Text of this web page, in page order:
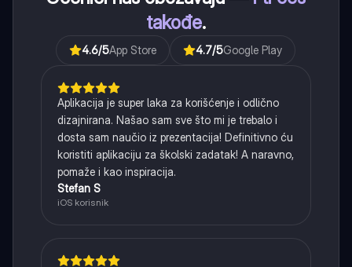
takođe.
4.6/5App Store 4.7/5Google Play
Aplikacija je super laka za korišćenje i odlično
dizajnirana. Našao sam sve što mi je trebalo i
dosta sam naučio iz prezentacija! Definitivno ću
koristiti aplikaciju za školski zadatak! A naravno,
pomaže i kao inspiracija.
Stefan S
iOS korisnik